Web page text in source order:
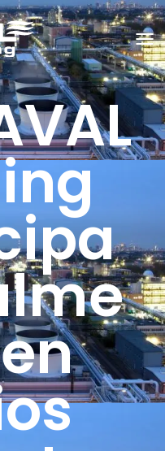
C
A
M
B
I
A
R
M
O
D
G
A
C
I
Ó
N